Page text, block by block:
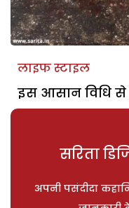
लाइफ स्टाइल
इस आसान विधि से
सरिता
अपनी पसंदीदा